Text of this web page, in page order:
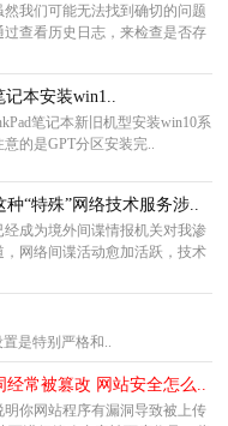
我们可能无法找到确切的问题
过查看历史日志，来检查是否存
本安装win1..
笔记本新旧机型安装win10系
的是GPT分区安装完..
“特殊”网络技术服务涉..
经成为境外间谍情报机关对我渗
，网络间谍活动愈加活跃，技术
是特别严格和..
常被篡改 网站安全怎么..
明你网站程序有漏洞导致被上传